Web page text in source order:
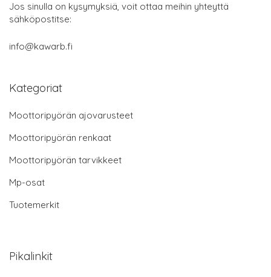
Jos sinulla on kysymyksiä, voit ottaa meihin yhteyttä
sähköpostitse:
info@kawarb.fi
Kategoriat
Moottoripyörän ajovarusteet
Moottoripyörän renkaat
Moottoripyörän tarvikkeet
Mp-osat
Tuotemerkit
Pikalinkit